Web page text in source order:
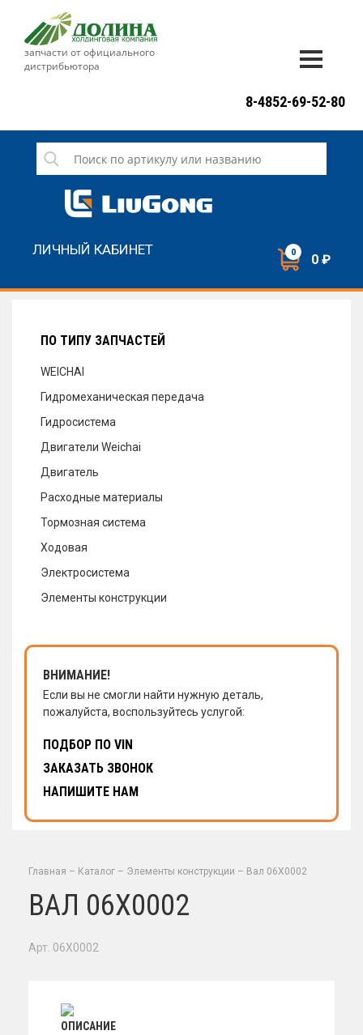
запчасти от официального
дистрибьютора
СЕРВИС
НОВОСТИ
8-4852-69-52-80
ЛИЧНЫЙ КАБИНЕТ 0 0 ₽
ПО ТИПУ ЗАПЧАСТЕЙ
WEICHAI
Гидромеханическая передача
Гидросистема
Двигатели Weichai
Двигатель
Расходные материалы
Тормозная система
Ходовая
Электросистема
Элементы конструкции
ВНИМАНИЕ!
Если вы не смогли найти нужную деталь,
пожалуйста, воспользуйтесь услугой:
ПОДБОР ПО VIN
ЗАКАЗАТЬ ЗВОНОК
НАПИШИТЕ НАМ
Главная – Каталог – Элементы конструкции – Вал 06X0002
ВАЛ 06X0002
Арт. 06X0002
ОПИСАНИЕ